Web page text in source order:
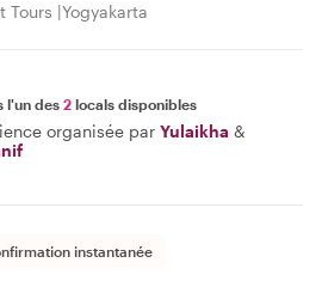
Tours Yogyakarta
l'un des 2 locals disponibles
organisée par Yulaikha &
instantanée